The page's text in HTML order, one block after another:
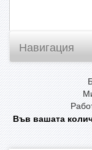
Навигация
Във вашата